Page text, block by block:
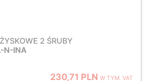
2 ŚRUBY
N-INA
230,71 PLNW TYM. VAT